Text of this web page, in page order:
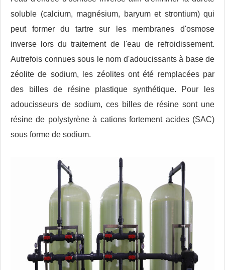
soluble (calcium, magnésium, baryum et strontium) qui
peut former du tartre sur les membranes d'osmose
inverse lors du traitement de l'eau de refroidissement.
Autrefois connues sous le nom d'adoucissants à base de
zéolite de sodium, les zéolites ont été remplacées par
des billes de résine plastique synthétique. Pour les
adoucisseurs de sodium, ces billes de résine sont une
résine de polystyrène à cations fortement acides (SAC)
sous forme de sodium.